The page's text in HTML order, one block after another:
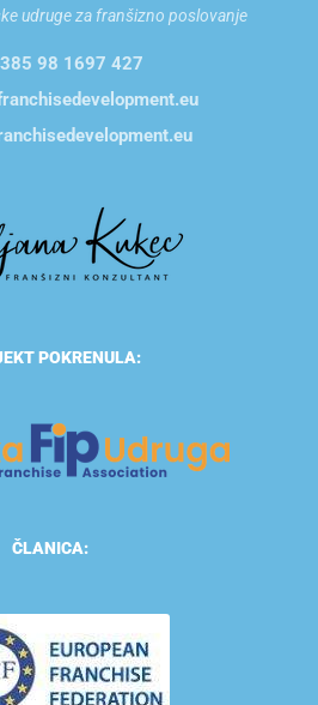
udruge za franšizno poslovanje
98 1697 427
POKRENULA:
ČLANICA: